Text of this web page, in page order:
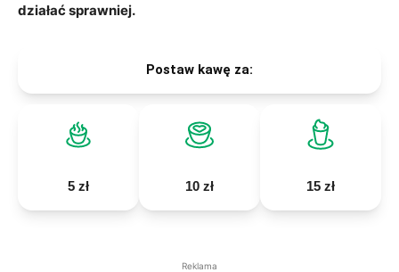
działać sprawniej.
Postaw kawę za:
5 zł 10 zł 15 zł
Reklama